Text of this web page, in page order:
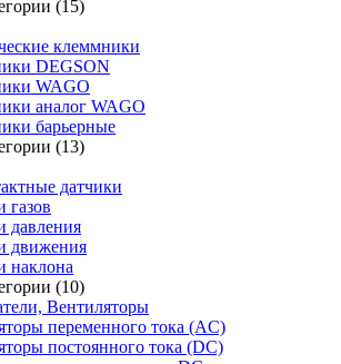
(15)
клеммники
DEGSON
WAGO
аналог WAGO
барьерные
(13)
датчики
газов
давления
движения
наклона
(10)
Вентиляторы
переменного тока (AC)
постоянного тока (DC)